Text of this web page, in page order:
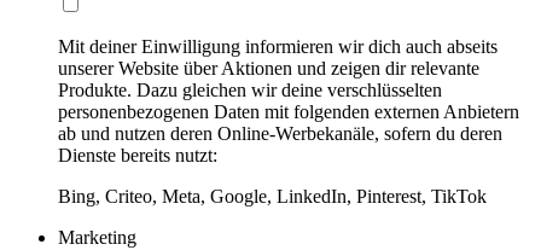
Mit deiner Einwilligung informieren wir dich auch abseits
unserer Website über Aktionen und zeigen dir relevante
Produkte. Dazu gleichen wir deine verschlüsselten
personenbezogenen Daten mit folgenden externen Anbietern
ab und nutzen deren Online-Werbekanäle, sofern du deren
Dienste bereits nutzt:
Bing, Criteo, Meta, Google, LinkedIn, Pinterest, TikTok
Marketing